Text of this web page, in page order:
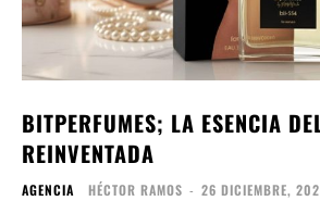
BITPERFUMES; LA ESENCIA
REINVENTADA
AGENCIA HÉCTOR RAMOS - 26 DICIEMBRE,